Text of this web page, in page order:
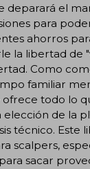
el
para
ahorros
la libertad de
Como
familiar
todo lo
elección de la
técnico.
scalpers,
sacar